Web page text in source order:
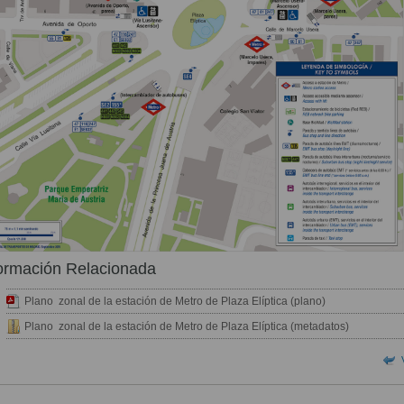
Relacionada
Plano zonal de la estación de Metro de Plaza Elíptica (plano)
Plano zonal de la estación de Metro de Plaza Elíptica (metadatos)